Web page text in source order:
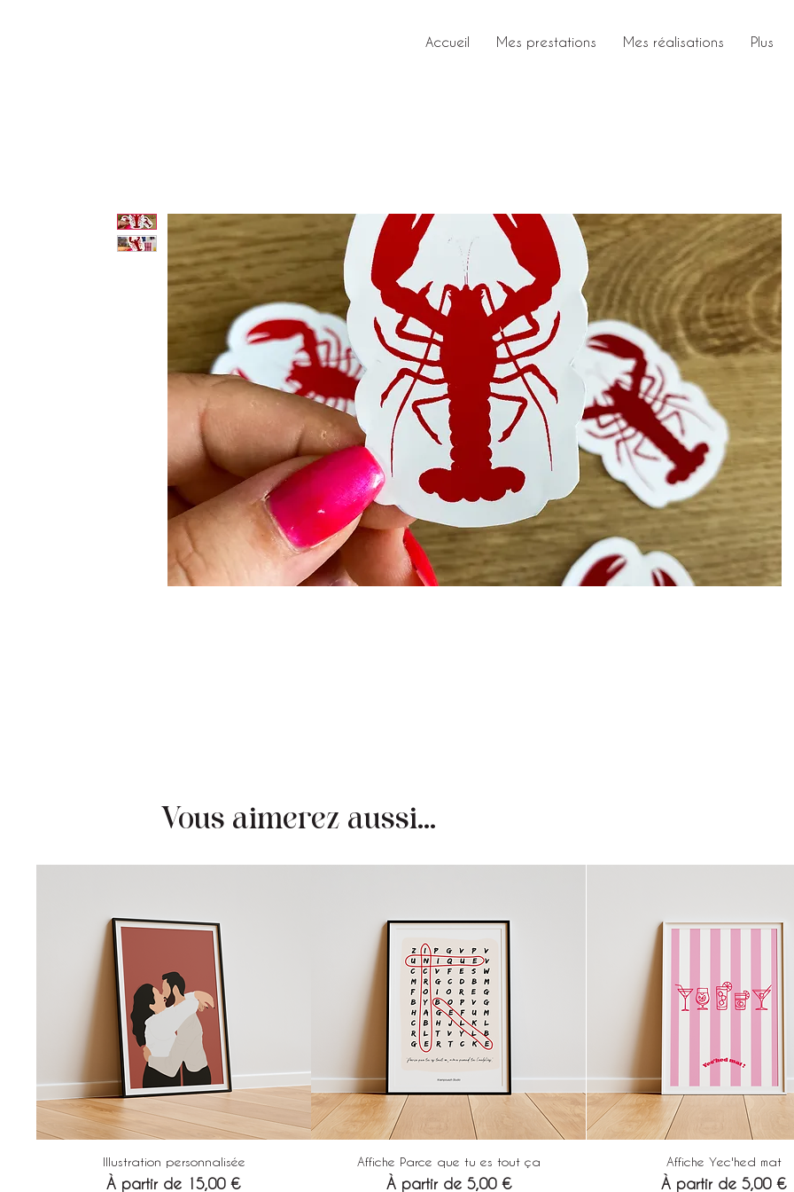
Accueil Mes prestations Mes réalisations Plus
Vous aimerez aussi...
Illustration personnalisée
À partir de 15,00 €
Prix promotionnel
Affiche Parce que tu es tout ça
À partir de 5,00 €
Prix promotionnel
Affiche Yec'hed mat
À partir de 5,00 €
Prix promotionnel